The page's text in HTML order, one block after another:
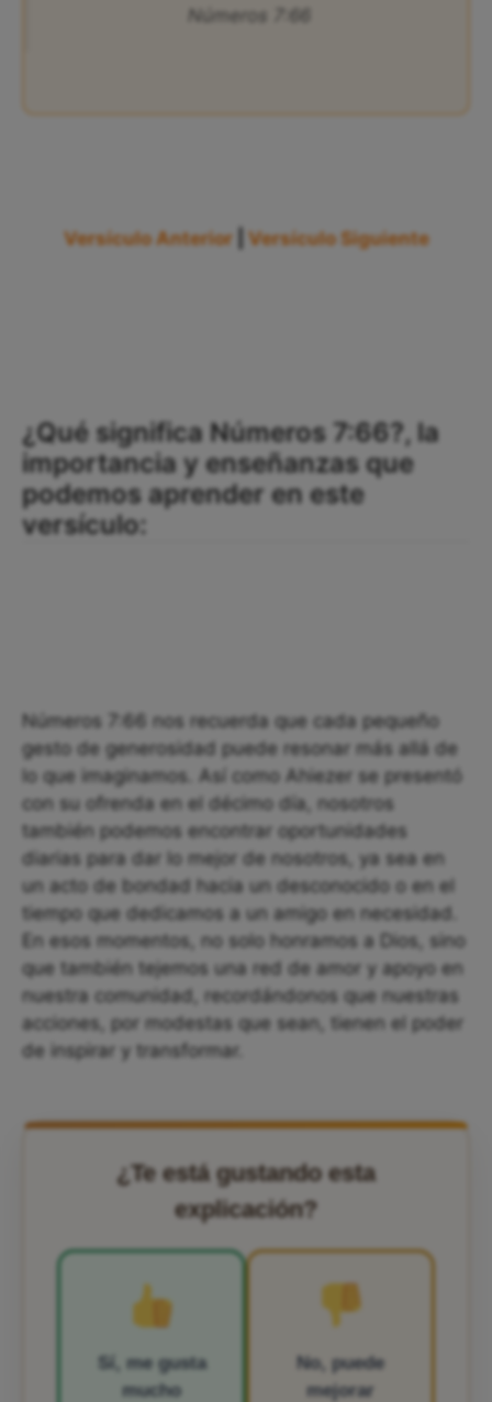
Números 7:66
Versículo Anterior Versículo Siguiente
¿Qué significa Números 7:66?, la
importancia y enseñanzas que
podemos aprender en este
versículo:
Números 7:66 nos recuerda que cada pequeño
gesto de generosidad puede resonar más allá de
lo que imaginamos. Así como Ahiezer se presentó
con su ofrenda en el décimo día, nosotros
también podemos encontrar oportunidades
diarias para dar lo mejor de nosotros, ya sea en
un acto de bondad hacia un desconocido o en el
tiempo que dedicamos a un amigo en necesidad.
En esos momentos, no solo honramos a Dios, sino
que también tejemos una red de amor y apoyo en
nuestra comunidad, recordándonos que nuestras
acciones, por modestas que sean, tienen el poder
de inspirar y transformar.
¿Te está gustando esta
explicación?
Sí, me gusta
mucho
No, puede
mejorar